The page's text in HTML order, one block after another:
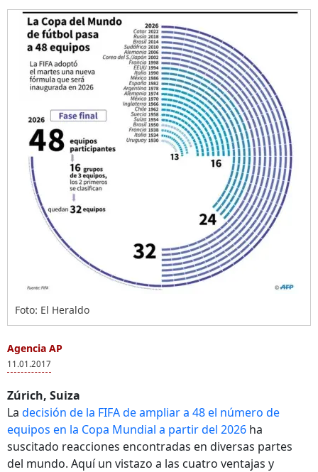
Foto: El Heraldo
Agencia AP
11.01.2017
Zúrich, Suiza
La decisión de la FIFA de ampliar a 48 el número de
equipos en la Copa Mundial a partir del 2026 ha
suscitado reacciones encontradas en diversas partes
del mundo. Aquí un vistazo a las cuatro ventajas y